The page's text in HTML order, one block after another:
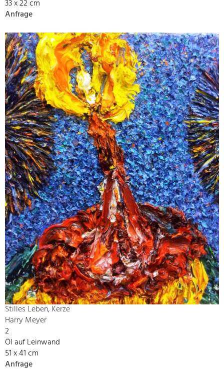
33 x 22 cm
Anfrage
Stilles Leben, Kerze
Harry Meyer
2
Öl auf Leinwand
51 x 41 cm
Anfrage